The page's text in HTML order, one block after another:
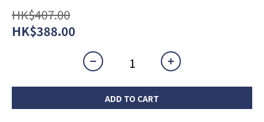
HK$407.00
HK$388.00
ADD TO CART